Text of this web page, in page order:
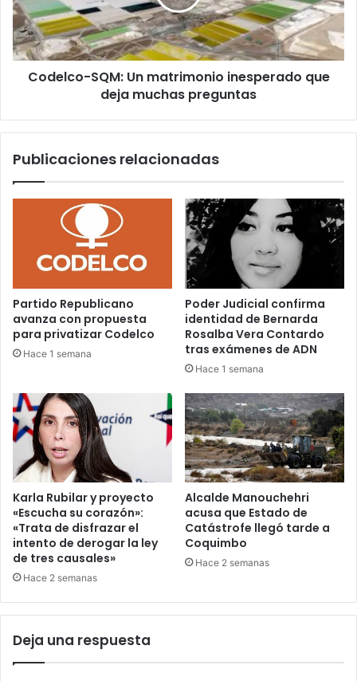
que
deja
muchas
preguntas
Codelco-SQM: Un matrimonio inesperado que
deja muchas preguntas
Publicaciones relacionadas
Partido Republicano
avanza con propuesta
para privatizar Codelco
Hace 1 semana
Poder Judicial confirma
identidad de Bernarda
Rosalba Vera Contardo
tras exámenes de ADN
Hace 1 semana
Karla Rubilar y proyecto
«Escucha su corazón»:
«Trata de disfrazar el
intento de derogar la ley
de tres causales»
Hace 2 semanas
Alcalde Manouchehri
acusa que Estado de
Catástrofe llegó tarde a
Coquimbo
Hace 2 semanas
Deja una respuesta